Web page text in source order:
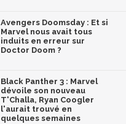
Avengers Doomsday : Et si
Marvel nous avait tous
induits en erreur sur
Doctor Doom ?
Black Panther 3 : Marvel
dévoile son nouveau
T'Challa, Ryan Coogler
l'aurait trouvé en
quelques semaines